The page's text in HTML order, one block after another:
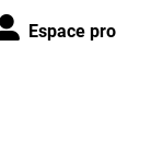
Espace pro